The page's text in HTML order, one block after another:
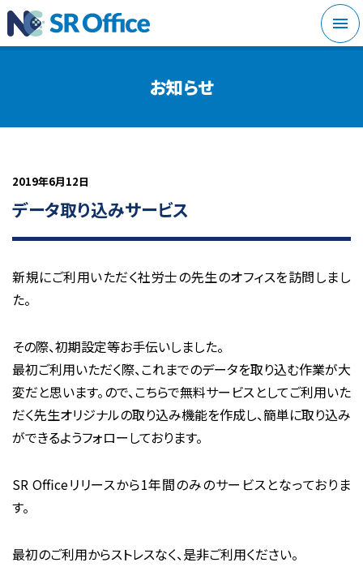
メニ
お知らせ
2019年6月12日
データ取り込みサービス
新規にご利用いただく社労士の先生のオフィスを訪問しまし
た。
その際、初期設定等お手伝いしました。
最初ご利用いただく際、これまでのデータを取り込む作業が大
変だと思います。ので、こちらで無料サービスとしてご利用いた
だく先生オリジナルの取り込み機能を作成し、簡単に取り込み
ができるようフォローしております。
SR Officeリリースから1年間のみのサービスとなっておりま
す。
最初のご利用からストレスなく、是非ご利用ください。